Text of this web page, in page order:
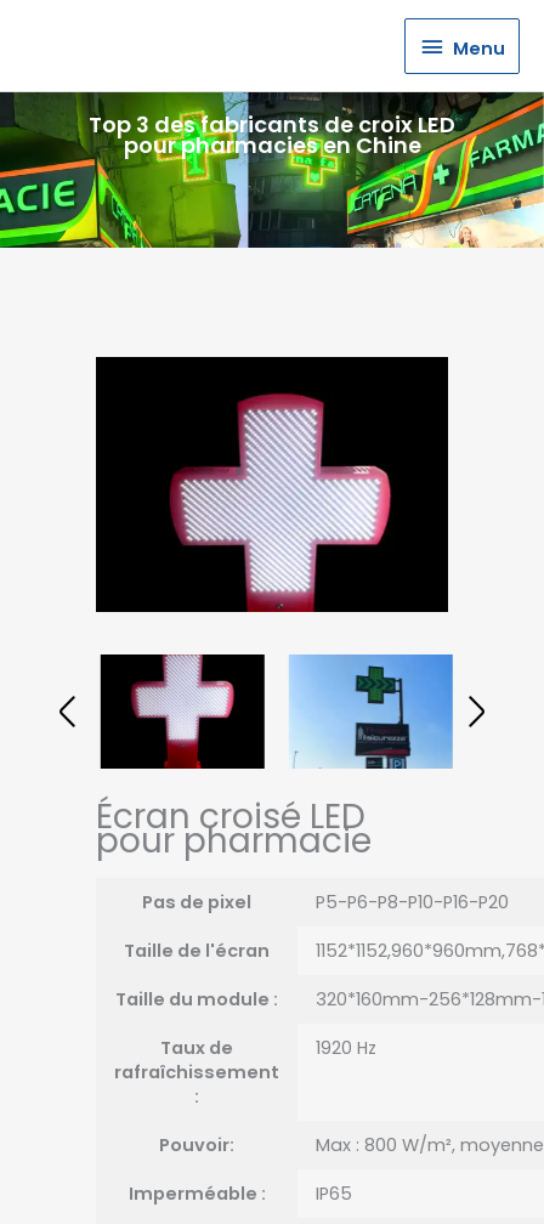
Menu
Menu
Top 3 des fabricants de croix LED
pour pharmacies en Chine
Écran croisé LED
pour pharmacie
Pas de pixel
P5-P6-P8-P10-P16-P20
Taille de l'écran
Taille du module :
320*160mm-256*128mm-
Taux de
rafraîchissement
:
1920 Hz
Pouvoir:
Max : 800 W/m²,
Imperméable :
IP65